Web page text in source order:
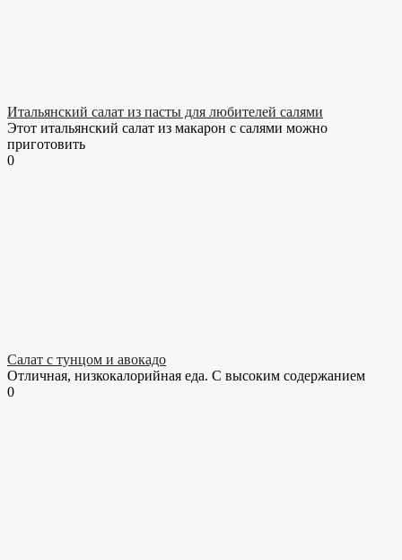
Итальянский салат из пасты для любителей салями
Этот итальянский салат из макарон с салями можно
приготовить
0
Салат с тунцом и авокадо
Отличная, низкокалорийная еда. С высоким содержанием
0